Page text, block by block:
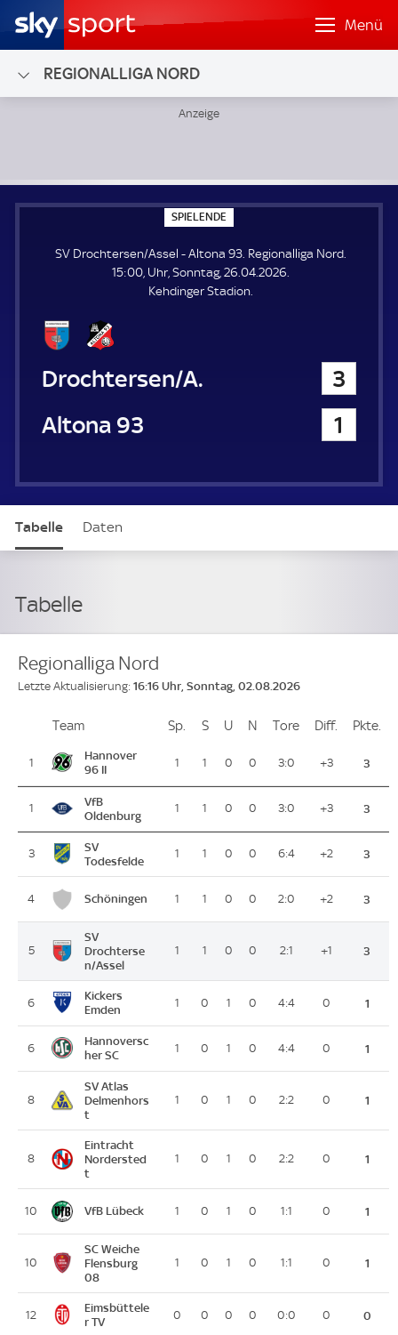
Menü
REGIONALLIGA NORD
SPIELENDE
P
E
L
E
N
SV Drochtersen/Assel - Altona 93. Regionalliga Nord.
15:00, Uhr, Sonntag, 26.04.2026.
Kehdinger Stadion.
SV Drochtersen/Assel
3
Altona 93
1
Tabelle Daten
Tabelle
Regionalliga Nord
Letzte Aktualisierung: 16:16 Uhr, Sonntag, 02.08.2026
PlatzTeam Sp. Spiele
SSiege
U Unentschieden
N Niederlagen
Tore ToreDiff. Differenz
Pkte.
1
Hannover
96 II
1 1 0 0 3:0 +3 3
1
VfB
Oldenburg
1 1 0 0 3:0 +3 3
3
SV
Todesfelde
1 1 0 0 6:4 +2 3
4 Schöningen 1 1 0 0 2:0 +2 3
5
SV
Drochterse
n/Assel
1 1 0 0 2:1 +1 3
6
Kickers
Emden
1 0 1 0 4:4 0 1
6
Hannoversc
her SC
1 0 1 0 4:4 0 1
8
SV Atlas
Delmenhors
t
1 0 1 0 2:2 0 1
8
Eintracht
Nordersted
t
1 0 1 0 2:2 0 1
10 VfB Lübeck 1 0 1 0 1:1 0 1
10
SC Weiche
Flensburg
08
1 0 1 0 1:1 0 1
12
Eimsbüttele
r TV
0 0 0 0 0:0 0 0